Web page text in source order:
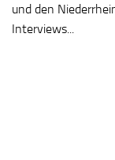
und den
Interviews...